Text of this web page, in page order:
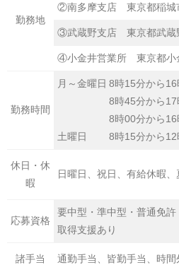
勤務地
②南多摩支店 東京都稲城
③武蔵野支店 東京都武蔵
④小金井営業所 東京都小
勤務時間
月～金曜日 8時15分から
8時45分から
8時00分から
土曜日
8時15分から12
休日・休
暇
日曜日、祝日、有給休暇
応募資格
要中型・準中型・普通免
取得支援あり
諸手当 通勤手当、皆勤手当、時間